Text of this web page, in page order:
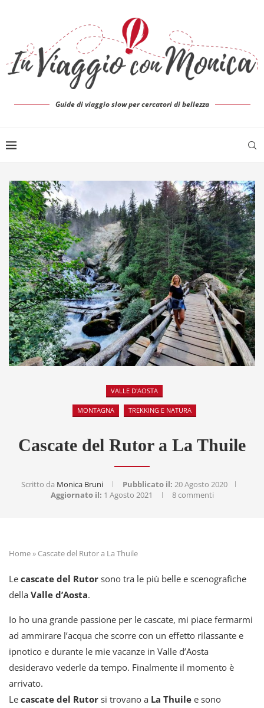
Guide di viaggio slow per cercatori di bellezza
VALLE D'AOSTA
MONTAGNA TREKKING E NATURA
Cascate del Rutor a La Thuile
Scritto da Monica Bruni Pubblicato il: 20 Agosto 2020
Aggiornato il: 1 Agosto 2021 8 commenti
Home» Cascate del Rutor a La Thuile
Le cascate del Rutor sono tra le più belle e scenografiche
della Valle d’Aosta.
Io ho una grande passione per le cascate, mi piace fermarmi
ad ammirare l’acqua che scorre con un effetto rilassante e
ipnotico e durante le mie vacanze in Valle d’Aosta
desideravo vederle da tempo. Finalmente il momento è
arrivato.
Le cascate del Rutor si trovano a La Thuile e sono